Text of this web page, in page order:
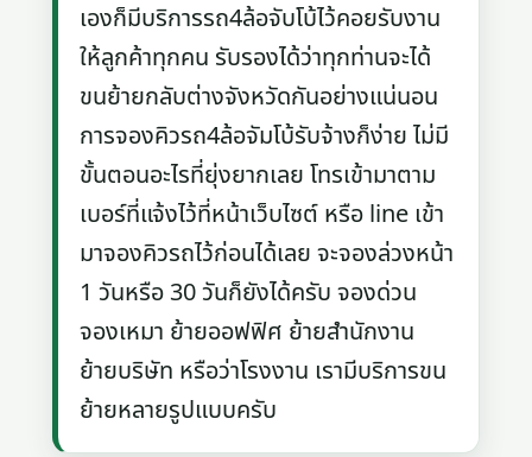
เองก็มีบริการรถ4ล้อจับโบ้ไว้คอยรับงาน
ให้ลูกค้าทุกคน รับรองได้ว่าทุกท่านจะได้
ขนย้ายกลับต่างจังหวัดกันอย่างแน่นอน
การจองคิวรถ4ล้อจัมโบ้รับจ้างก็ง่าย ไม่มี
ขั้นตอนอะไรที่ยุ่งยากเลย โทรเข้ามาตาม
เบอร์ที่แจ้งไว้ที่หน้าเว็บไซต์ หรือ line เข้า
มาจองคิวรถไว้ก่อนได้เลย จะจองล่วงหน้า
1 วันหรือ 30 วันก็ยังได้ครับ จองด่วน
จองเหมา ย้ายออฟฟิศ ย้ายสำนักงาน
ย้ายบริษัท หรือว่าโรงงาน เรามีบริการขน
ย้ายหลายรูปแบบครับ